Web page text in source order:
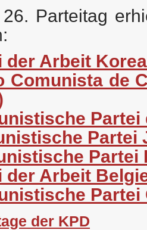
Parteitag
der Arbeit
Comunista de
Partei
Partei
der Arbeit
Partei
der KPD